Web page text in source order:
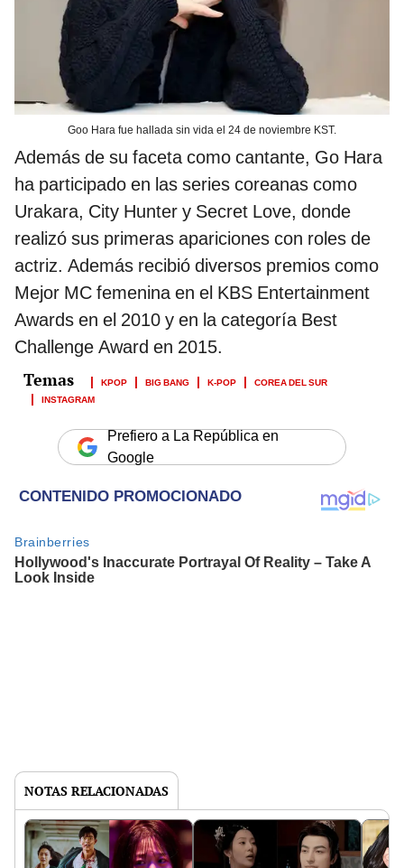
Goo Hara fue hallada sin vida el 24 de noviembre KST.
Además de su faceta como cantante, Go Hara
ha participado en las series coreanas como
Urakara, City Hunter y Secret Love, donde
realizó sus primeras apariciones con roles de
actriz. Además recibió diversos premios como
Mejor MC femenina en el KBS Entertainment
Awards en el 2010 y en la categoría Best
Challenge Award en 2015.
KPOP BIG BANG K-POP
COREA DEL SUR
INSTAGRAM
Prefiero a La República en
Google
NOTAS RELACIONADAS